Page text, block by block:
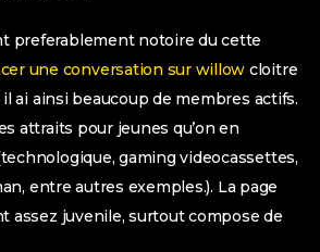
preferablement notoire du cette
une conversation sur willow cloitre
ai ainsi beaucoup de membres actifs.
attraits pour jeunes qu’on en
gaming videocassettes,
entre autres exemples.). La page
assez juvenile, surtout compose de